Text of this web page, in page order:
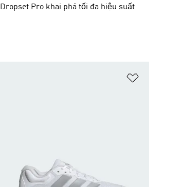
Pro khai phá tối đa hiệu suất